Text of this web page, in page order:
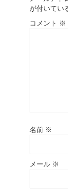
が付いてい
コメント ※
名前 ※
メール ※